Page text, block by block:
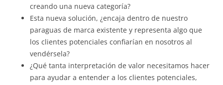
creando una nueva categoría?
Esta nueva solución, ¿encaja dentro de nuestro
paraguas de marca existente y representa algo que
los clientes potenciales confiarían en nosotros al
vendérsela?
¿Qué tanta interpretación de valor necesitamos hacer
para ayudar a entender a los clientes potenciales,